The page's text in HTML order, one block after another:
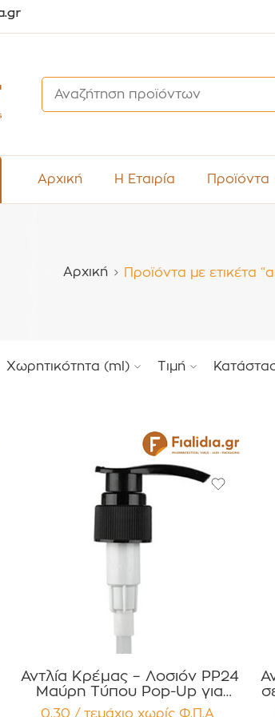
Αρχική Η Εταιρία Προϊόντα
Αρχική Προϊόντα με ετικέτα
Χωρητικότητα (ml) Τιμή
Αντλία Κρέμας – Λοσιόν PP24
Μαύρη Τύπου Pop-Up για
Κρέμες,
0,30 / τεμάχιο χωρίς Φ.Π.Α